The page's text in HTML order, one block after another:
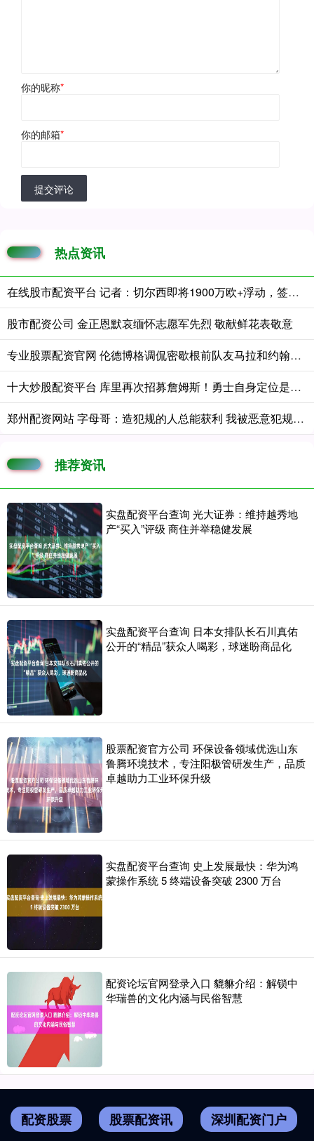
你的昵称*
你的邮箱*
提交评论
热点资讯
在线股市配资平台 记者：切尔西即将1900万欧+浮动，签下巴列卡诺左后卫查瓦里亚
股市配资公司 金正恩默哀缅怀志愿军先烈 敬献鲜花表敬意
专业股票配资官网 伦德博格调侃密歇根前队友马拉和约翰逊：我的成就已压他们一头
十大炒股配资平台 库里再次招募詹姆斯！勇士自身定位是黑马：认为老詹大概率去东部
郑州配资网站 字母哥：造犯规的人总能获利 我被恶意犯规却没哨
推荐资讯
实盘配资平台查询 光大证券：维持越秀地
产“买入”评级 商住并举稳健发展
实盘配资平台查询 日本女排队长石川真佑
公开的“精品”获众人喝彩，球迷盼商品化
股票配资官方公司 环保设备领域优选山东
鲁腾环境技术，专注阳极管研发生产，品质
卓越助力工业环保升级
实盘配资平台查询 史上发展最快：华为鸿
蒙操作系统 5 终端设备突破 2300 万台
配资论坛官网登录入口 貔貅介绍：解锁中
华瑞兽的文化内涵与民俗智慧
配资股票 股票配资讯 深圳配资门户